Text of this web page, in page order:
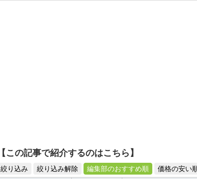
【この記事で紹介するのはこちら】
絞り込み 絞り込み解除 編集部のおすすめ順 価格の安い